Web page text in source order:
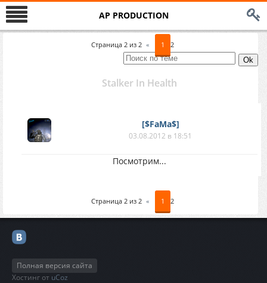
AP PRODUCTION
Страница 2 из 2 « 1 2
Stalker In Health
[$FaMa$]
03.08.2012 в 18:51
Посмотрим...
Страница 2 из 2 « 1 2
Полная версия сайта
Хостинг от uCoz